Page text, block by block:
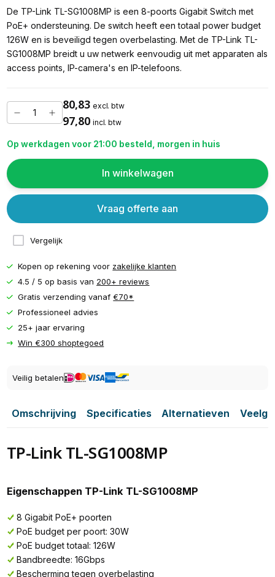
De TP-Link TL-SG1008MP is een 8-poorts Gigabit Switch met
PoE+ ondersteuning. De switch heeft een totaal power budget
126W en is beveiligd tegen overbelasting. Met de TP-Link TL-
SG1008MP breidt u uw netwerk eenvoudig uit met apparaten als
access points, IP-camera's en IP-telefoons.
80,83 excl. btw
97,80 incl. btw
Op werkdagen voor 21:00 besteld, morgen in huis
In winkelwagen
Vergelijk
Vraag offerte aan
Kopen op rekening voor zakelijke klanten
4.5 / 5 op basis van 200+ reviews
Gratis verzending vanaf€70*
Professioneel advies
25+ jaar ervaring
Win €300 shoptegoed
Veilig betalen
Omschrijving Specificaties Alternatieven
TP-Link TL-SG1008MP
Eigenschappen TP-Link TL-SG1008MP
8 Gigabit PoE+ poorten
PoE budget per poort: 30W
PoE budget totaal: 126W
Bandbreedte: 16Gbps
Bescherming tegen overbelasting